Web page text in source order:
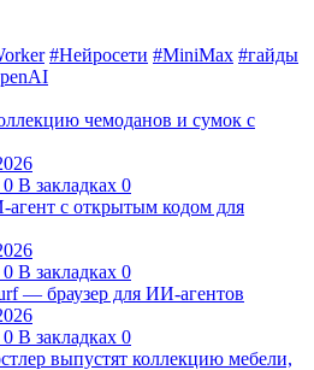
#Нейросети #MiniMax #гайды
чемоданов и сумок с
0 В закладках 0
с открытым кодом для
0 В закладках 0
— браузер для ИИ-агентов
0 В закладках 0
выпустят коллекцию мебели,